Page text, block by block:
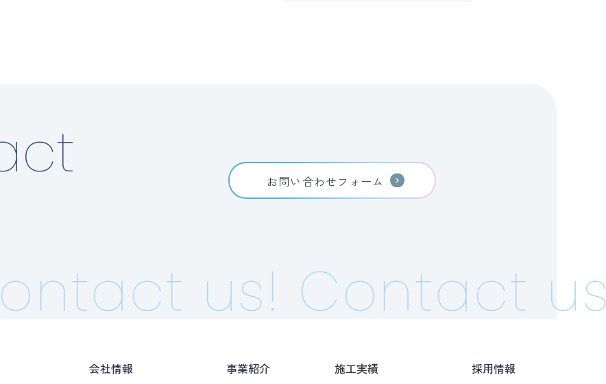
お問い合わせフォーム
us! Contact us!
会社情報 事業紹介 施工実績 採用情報